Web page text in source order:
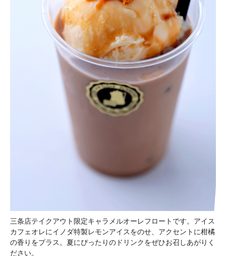
三条店テイクアウト限定キャラメルオーレフロートです。アイス
カフェオレにイノダ特製レモンアイスをのせ、アクセントに柑橘
の香りをプラス。夏にぴったりのドリンクをぜひお召しあがりく
ださい。